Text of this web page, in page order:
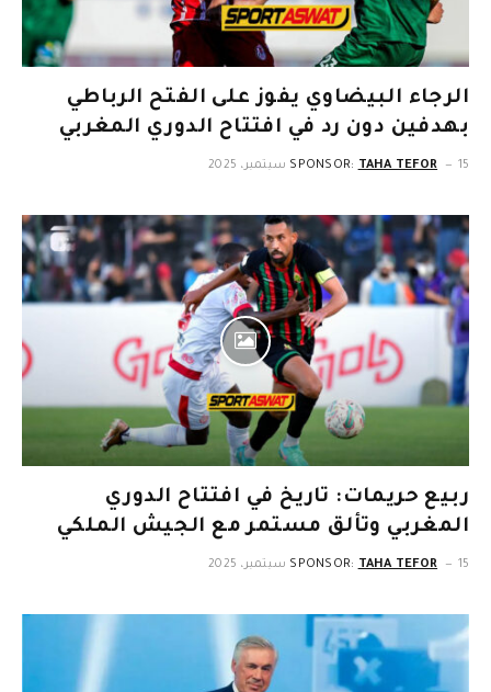
الرجاء البيضاوي يفوز على الفتح الرباطي
بهدفين دون رد في افتتاح الدوري المغربي
SPONSOR: TAHA TEFOR 15 سبتمبر، 2025
ربيع حريمات: تاريخ في افتتاح الدوري
المغربي وتألق مستمر مع الجيش الملكي
SPONSOR: TAHA TEFOR 15 سبتمبر، 2025